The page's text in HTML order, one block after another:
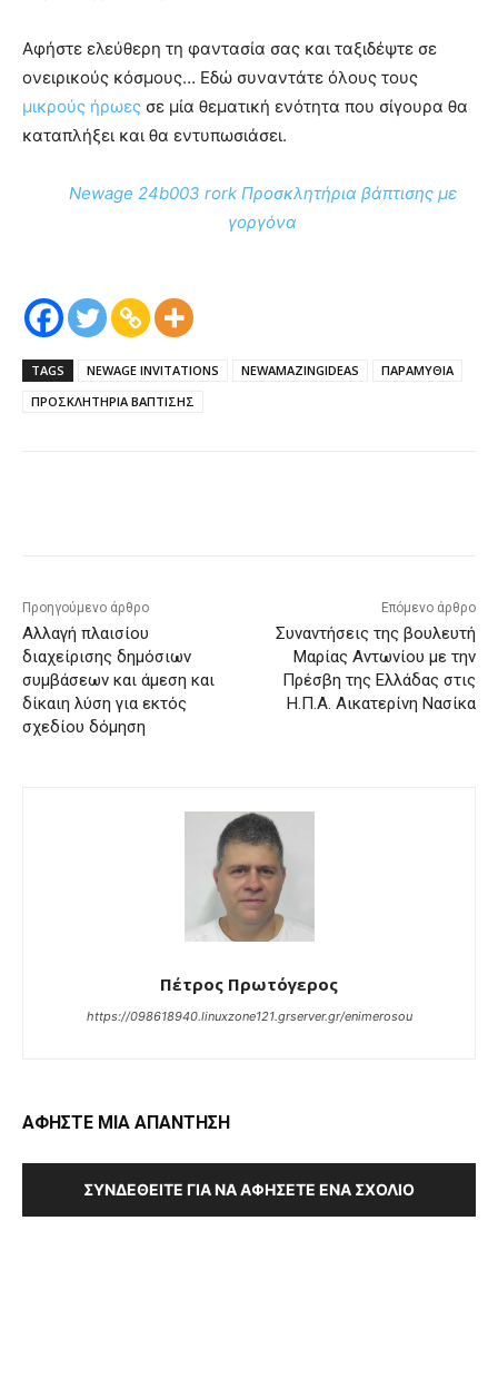
Αφήστε ελεύθερη τη φαντασία σας και ταξιδέψτε σε
ονειρικούς κόσμους… Εδώ συναντάτε όλους τους
μικρούς ήρωες σε μία θεματική ενότητα που σίγουρα θα
καταπλήξει και θα εντυπωσιάσει.
Newage 24b003 rork Προσκλητήρια βάπτισης με
γοργόνα
TAGS NEWAGE INVITATIONS NEWAMAZINGIDEAS
ΠΑΡΑΜΥΘΙΑ
ΠΡΟΣΚΛΗΤΗΡΙΑ ΒΑΠΤΙΣΗΣ
Προηγούμενο άρθρο
Αλλαγή πλαισίου
διαχείρισης δημόσιων
συμβάσεων και άμεση και
δίκαιη λύση για εκτός
σχεδίου δόμηση
Επόμενο άρθρο
Συναντήσεις της βουλευτή
Μαρίας Αντωνίου με την
Πρέσβη της Ελλάδας στις
Η.Π.Α. Αικατερίνη Νασίκα
Πέτρος Πρωτόγερος
https://098618940.linuxzone121.grserver.gr/enimerosou
ΑΦΗΣΤΕ ΜΙΑ ΑΠΑΝΤΗΣΗ
ΣΥΝΔΕΘΕΊΤΕ ΓΙΑ ΝΑ ΑΦΉΣΕΤΕ ΈΝΑ ΣΧΌΛΙΟ